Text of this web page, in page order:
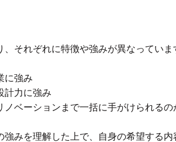
それぞれに特徴や強みが異なっていま
に強み
計力に強み
ベーションまで一括に手がけられるの
みを理解した上で、自身の希望する